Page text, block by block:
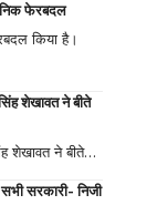
फेरबदल
किया है।
शेखावत ने बीते
शेखावत ने बीते…
सरकारी- निजी